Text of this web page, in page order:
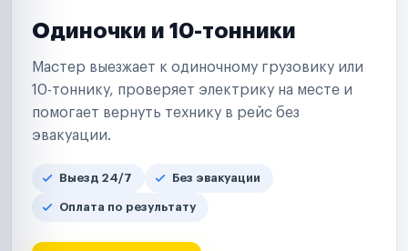
Одиночки и 10-тонники
Мастер выезжает к одиночному грузовику или
10-тоннику, проверяет электрику на месте и
помогает вернуть технику в рейс без
эвакуации.
Выезд 24/7 Без эвакуации
Оплата по результату